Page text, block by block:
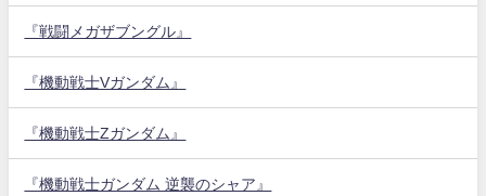
『戦闘メガザブングル』
『機動戦士Vガンダム』
『機動戦士Zガンダム』
『機動戦士ガンダム 逆襲のシャア』